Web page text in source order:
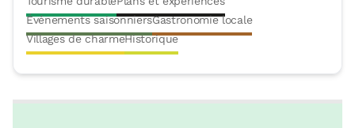
Événements saisonniersGastronomie locale
Villages de charmeHistorique